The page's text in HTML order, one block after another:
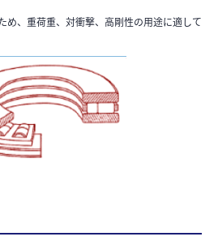
め、重荷重、対衝撃、高剛性の用途に適して